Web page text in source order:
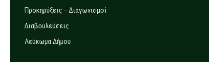
Προκηρύξεις – Διαγωνισμοί
Διαβουλεύσεις
Λεύκωμα Δήμου